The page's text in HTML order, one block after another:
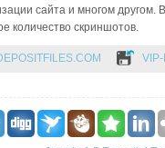
сайта и многом другом. В
количество скриншотов.
VIP-